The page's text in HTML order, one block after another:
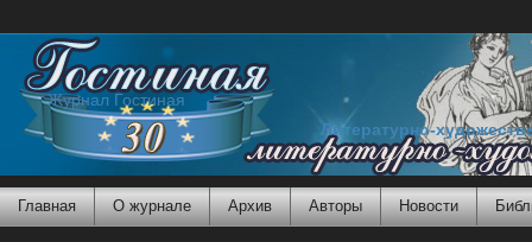
Журнал Гостиная
Литературно-
Главная О журнале Архив Авторы Новости